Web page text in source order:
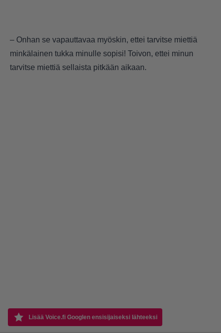
– Onhan se vapauttavaa myöskin, ettei tarvitse miettiä
minkälainen tukka minulle sopisi! Toivon, ettei minun
tarvitse miettiä sellaista pitkään aikaan.
Lisää Voice.fi Googlen ensisijaiseksi lähteeksi